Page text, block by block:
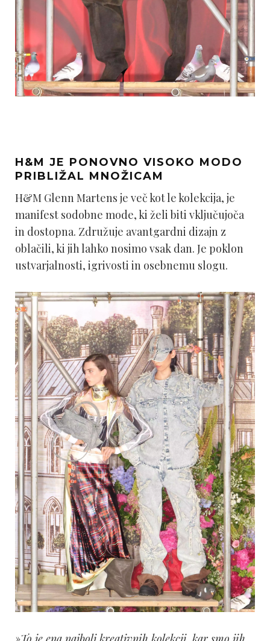
H&M JE PONOVNO VISOKO MODO
PRIBLIŽAL MNOŽICAM
H&M Glenn Martens je več kot le kolekcija, je
manifest sodobne mode, ki želi biti vključujoča
in dostopna. Združuje avantgardni dizajn z
oblačili, ki jih lahko nosimo vsak dan. Je poklon
ustvarjalnosti, igrivosti in osebnemu slogu.